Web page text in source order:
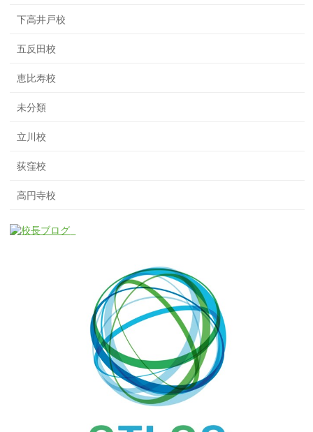
下高井戸校
五反田校
恵比寿校
未分類
立川校
荻窪校
高円寺校